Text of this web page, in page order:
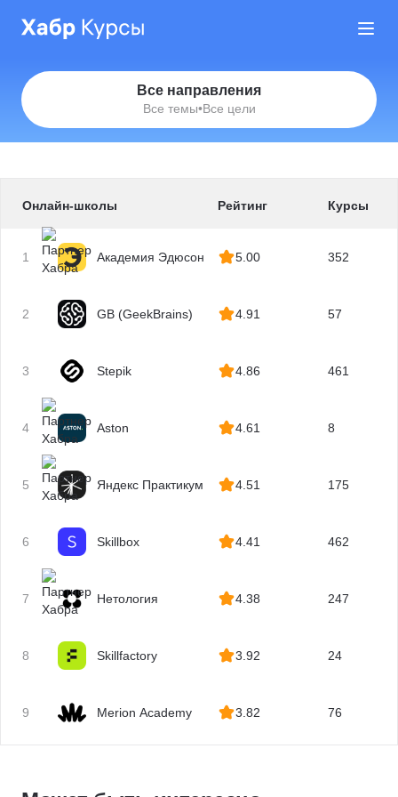
Все направления
Все темы•Все цели
Онлайн-школы Рейтинг Курсы
1 Академия Эдюсон 5.00 352
2 GB (GeekBrains) 4.91 57
3 Stepik 4.86 461
4 Aston 4.61 8
5 Яндекс Практикум 4.51 175
6 Skillbox 4.41 462
7 Нетология 4.38 247
8 Skillfactory 3.92 24
9 Merion Academy 3.82 76